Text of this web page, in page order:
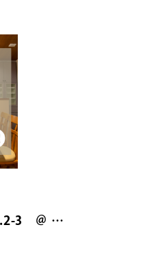
3 ＠ …